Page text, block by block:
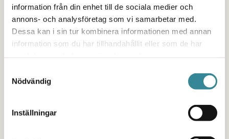
information från din enhet till de sociala medier och
annons- och analysföretag som vi samarbetar med.
Dessa kan i sin tur kombinera informationen med annan
information som du har tillhandahållit eller som de har
Nödvändig
Inställningar
barndomen.
Det är ett politiskt vägval.
och meningsfulla sammanhang stärks både
framtiden faktiskt är möjlig.